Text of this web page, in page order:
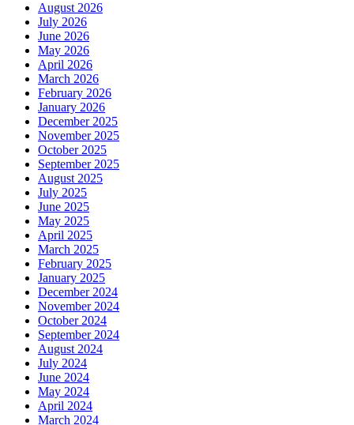
August 2026
July 2026
June 2026
May 2026
April 2026
March 2026
February 2026
January 2026
December 2025
November 2025
October 2025
September 2025
August 2025
July 2025
June 2025
May 2025
April 2025
March 2025
February 2025
January 2025
December 2024
November 2024
October 2024
September 2024
August 2024
July 2024
June 2024
May 2024
April 2024
March 2024